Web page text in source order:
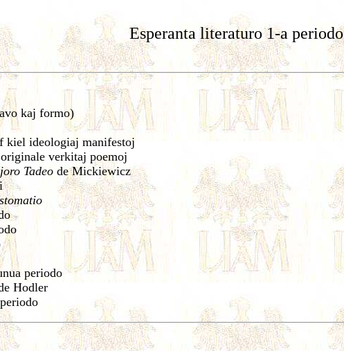
Esperanta literaturo 1-a periodo
kaj formo)
kiel ideologiaj manifestoj
verkitaj poemoj
Tadeo de Mickiewicz
periodo
Hodler